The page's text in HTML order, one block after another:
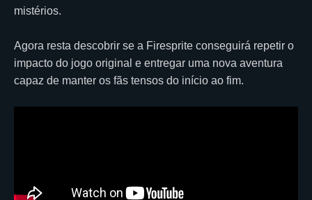
mistérios.
Agora resta descobrir se a Firesprite conseguirá repetir o
impacto do jogo original e entregar uma nova aventura
capaz de manter os fãs tensos do início ao fim.